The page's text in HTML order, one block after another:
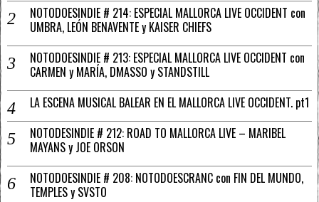
NOTODOESINDIE # 214: ESPECIAL MALLORCA LIVE OCCIDENT con
UMBRA, LEÓN BENAVENTE y KAISER CHIEFS
NOTODOESINDIE # 213: ESPECIAL MALLORCA LIVE OCCIDENT con
CARMEN y MARÍA, DMASSO y STANDSTILL
LA ESCENA MUSICAL BALEAR EN EL MALLORCA LIVE OCCIDENT. pt1
NOTODESINDIE # 212: ROAD TO MALLORCA LIVE – MARIBEL
MAYANS y JOE ORSON
NOTODOESINDIE # 208: NOTODOESCRANC con FIN DEL MUNDO,
TEMPLES y SVSTO